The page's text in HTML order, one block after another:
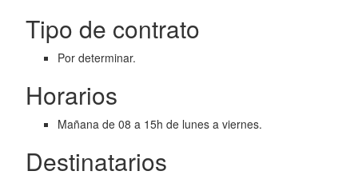
Tipo de contrato
Por determinar.
Horarios
Mañana de 08 a 15h de lunes a viernes.
Destinatarios